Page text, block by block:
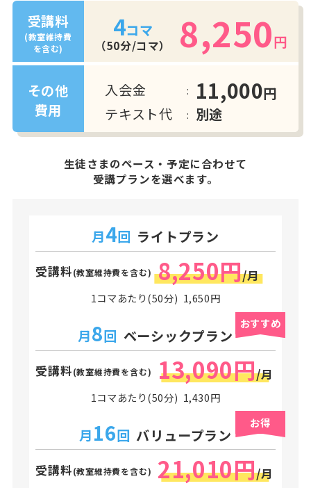
受講料
(教室維持費
を含む)
4コマ
（50分/コマ） 8,250円
その他
費用
入会金 11,000円
テキスト代
別途
生徒さまのペース・予定に合わせて
受講プランを選べます。
月4回 ライトプラン
受講料(教室維持費を含む) 8,250円/月
1コマあたり(50分) 1,650円
おすすめ
月8回 ベーシックプラン
受講料(教室維持費を含む) 13,090円/月
1コマあたり(50分) 1,430円
お得
月16回 バリュープラン
受講料(教室維持費を含む) 21,010円/月